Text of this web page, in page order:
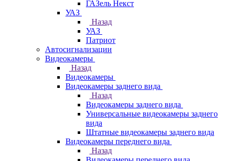
ГАЗель Некст
УАЗ
Назад
УАЗ
Патриот
Автосигнализации
Видеокамеры
Назад
Видеокамеры
Видеокамеры заднего вида
Назад
Видеокамеры заднего вида
Универсальные видеокамеры заднего
вида
Штатные видеокамеры заднего вида
Видеокамеры переднего вида
Назад